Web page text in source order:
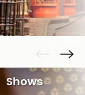
Shows